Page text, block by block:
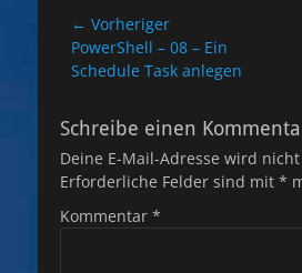
Beitragsnavigation
← Vorheriger
Vorheriger
Beitrag:
PowerShell – 08 – Ein
Schedule Task anlegen
Schreibe einen
Deine E-Mail-Adresse wird
Erforderliche Felder sind mit *
Kommentar *